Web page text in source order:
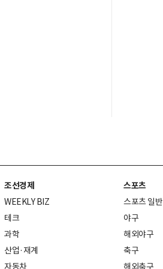
조선경제
WEEKLY BIZ
테크
과학
산업·재계
자동차
스포츠
스포츠 일반
야구
해외야구
축구
해외축구